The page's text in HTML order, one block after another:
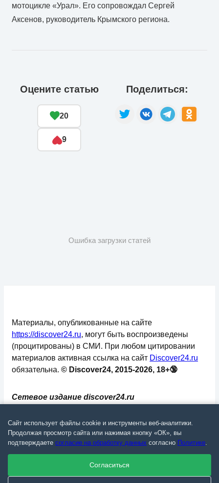
мотоцикле «Урал». Его сопровождал Сергей
Аксенов, руководитель Крымского региона.
Оцените статью
20
9
Поделиться:
Ошибка загрузки статей
✅ 📄 💬 🔐 📝 ⚙️
Сетевое издание discover24.ru
надзору в сфере связи, информационных
технологий и массовых коммуникаций
(Роскомнадзор). Регистрационный номер: ЭЛ №
ФС 77 - 73793.
Материалы, опубликованные на сайте
https://discover24.ru, могут быть воспроизведены
(процитированы) в СМИ. При любом цитировании
материалов активная ссылка на сайт Discover24.ru
обязательна. © Discover24, 2015-2026, 18+🔞
Сайт использует файлы cookie и инструменты веб-аналитики.
Продолжая просмотр сайта или нажимая кнопку «ОК», вы
подтверждаете согласие на обработку данных согласно Политике.
Согласиться